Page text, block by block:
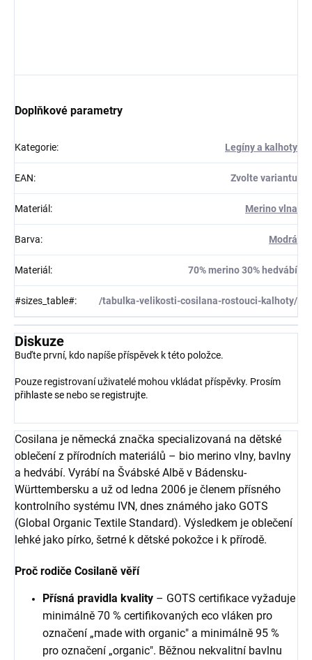
Doplňkové parametry
Kategorie: Legíny a kalhoty
EAN: Zvolte variantu
Materiál : Merino vlna
Barva: Modrá
Materiál : 70% merino 30% hedvábí
#sizes_table#: /tabulka-velikosti-cosilana-rostouci-kalhoty/
Diskuze
Buďte první, kdo napíše příspěvek k této položce.
Pouze registrovaní uživatelé mohou vkládat příspěvky. Prosím
přihlaste se nebo se registrujte.
Cosilana je německá značka specializovaná na dětské
oblečení z přírodních materiálů – bio merino vlny, bavlny
a hedvábí. Vyrábí na Švábské Albě v Bádensku-
Württembersku a už od ledna 2006 je členem přísného
kontrolního systému IVN, dnes známého jako GOTS
(Global Organic Textile Standard). Výsledkem je oblečení
lehké jako pírko, šetrné k dětské pokožce i k přírodě.
Proč rodiče Cosilaně věří
Přísná pravidla kvality – GOTS certifikace vyžaduje
minimálně 70 % certifikovaných eco vláken pro
označení „made with organic" a minimálně 95 %
pro označení „organic". Běžnou nekvalitní bavlnu